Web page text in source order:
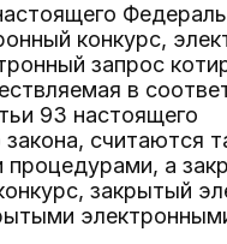
конкурс,
запрос
в
93 настоящего
считаются
процедурами, а
закрытый